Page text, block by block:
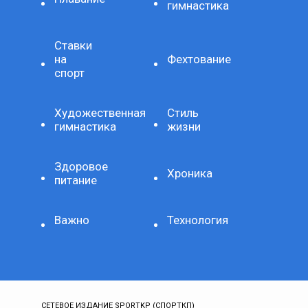
гимнастика
Ставки
на
спорт
Фехтование
Художественная
гимнастика
Стиль
жизни
Здоровое
питание
Хроника
Важно Технология
СЕТЕВОЕ ИЗДАНИЕ SPORTKP (СПОРТКП)